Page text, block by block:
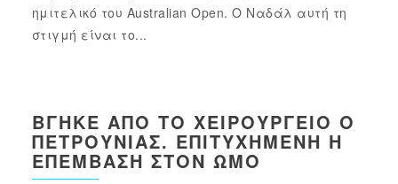
ημιτελικό του Australian Open. Ο Ναδάλ αυτή τη
στιγμή είναι το...
ΒΓΉΚΕ ΑΠΌ ΤΟ ΧΕΙΡΟΥΡΓΕΊΟ Ο
ΠΕΤΡΟΎΝΙΑΣ. ΕΠΙΤΥΧΗΜΈΝΗ Η
ΕΠΈΜΒΑΣΗ ΣΤΟΝ ΏΜΟ